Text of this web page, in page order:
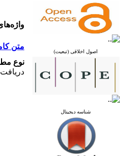
اصول اخلاقی (تبعیت)
شناسه دیجیتال
متن
نوع
دریافت: 1401/6/25 | ویرایش نهایی: 1403/11/25 | پذیرش: 1401/9/3 | انتشار: